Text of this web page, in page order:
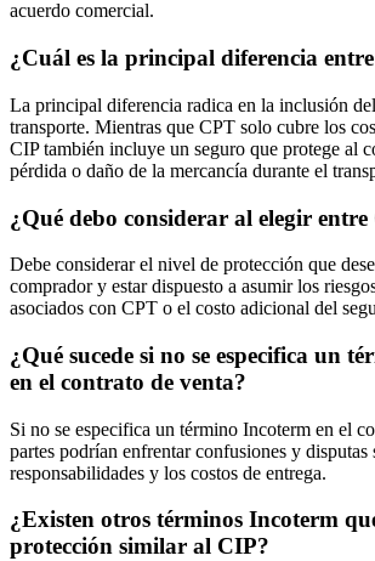
acuerdo comercial.
¿Cuál es la principal diferencia
La principal diferencia radica en la inclusión
transporte. Mientras que CPT solo cubre los
CIP también incluye un seguro que protege al
pérdida o daño de la mercancía durante el
¿Qué debo considerar al elegir
Debe considerar el nivel de protección que
comprador y estar dispuesto a asumir los
asociados con CPT o el costo adicional del
¿Qué sucede si no se especifica un
en el contrato de venta?
Si no se especifica un término Incoterm en el
partes podrían enfrentar confusiones y disputas
responsabilidades y los costos de entrega.
¿Existen otros términos Incoterm
protección similar al CIP?